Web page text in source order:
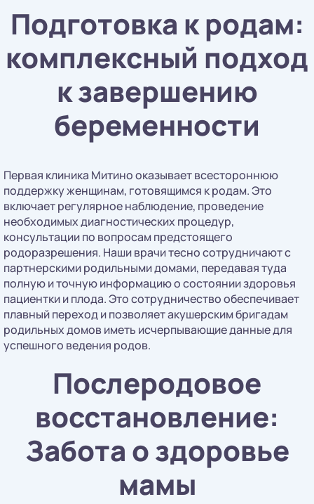
Подготовка к родам:
комплексный подход
к завершению
беременности
Первая клиника Митино оказывает всестороннюю
поддержку женщинам, готовящимся к родам. Это
включает регулярное наблюдение, проведение
необходимых диагностических процедур,
консультации по вопросам предстоящего
родоразрешения. Наши врачи тесно сотрудничают с
партнерскими родильными домами, передавая туда
полную и точную информацию о состоянии здоровья
пациентки и плода. Это сотрудничество обеспечивает
плавный переход и позволяет акушерским бригадам
родильных домов иметь исчерпывающие данные для
успешного ведения родов.
Послеродовое
восстановление:
Забота о здоровье
мамы